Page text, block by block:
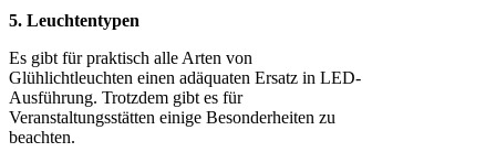
5. Leuchtentypen
Es gibt für praktisch alle Arten von
Glühlichtleuchten einen adäquaten Ersatz in LED-
Ausführung. Trotzdem gibt es für
Veranstaltungsstätten einige Besonderheiten zu
beachten.